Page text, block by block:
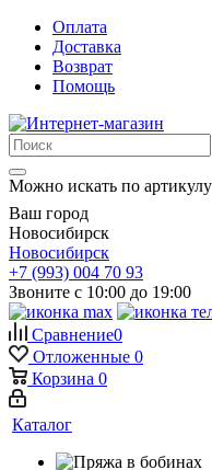
Оплата
Доставка
Возврат
Помощь
Можно искать по артикулу
Ваш город
Новосибирск
Новосибирск
+7 (993) 004 70 93
Звоните с 10:00 до 19:00
Сравнение0
Отложенные 0
Корзина 0
Каталог